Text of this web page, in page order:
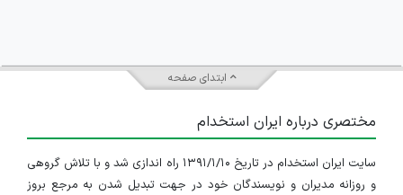
ابتدای صفحه
مختصری درباره ایران استخدام
سایت ایران استخدام در تاریخ ۱۳۹۱/۱/۱۰ راه اندازی شد و با تلاش گروهی
و روزانه مدیران و نویسندگان خود در جهت تبدیل شدن به مرجع بروز